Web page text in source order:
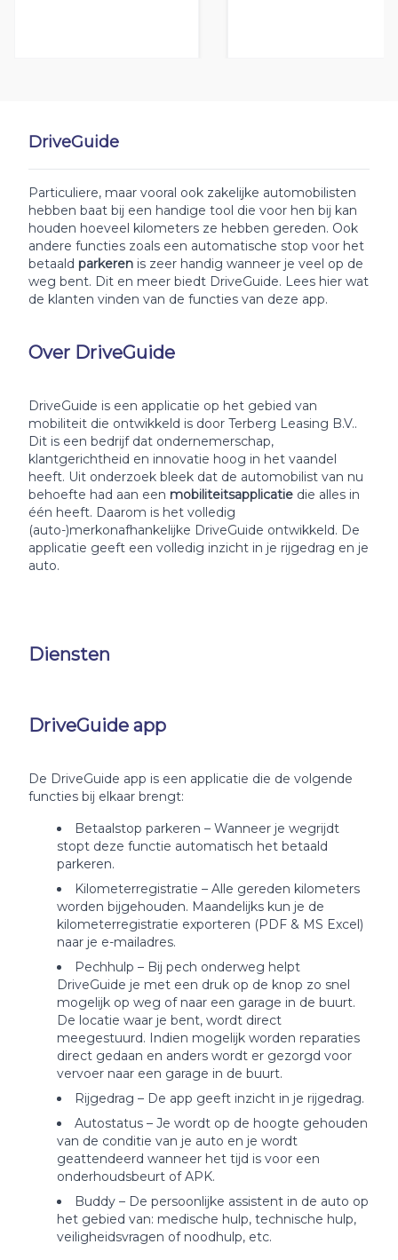
DriveGuide
Particuliere, maar vooral ook zakelijke automobilisten
hebben baat bij een handige tool die voor hen bij kan
houden hoeveel kilometers ze hebben gereden. Ook
andere functies zoals een automatische stop voor het
betaald parkeren is zeer handig wanneer je veel op de
weg bent. Dit en meer biedt DriveGuide. Lees hier wat
de klanten vinden van de functies van deze app.
Over DriveGuide
DriveGuide is een applicatie op het gebied van
mobiliteit die ontwikkeld is door Terberg Leasing B.V..
Dit is een bedrijf dat ondernemerschap,
klantgerichtheid en innovatie hoog in het vaandel
heeft. Uit onderzoek bleek dat de automobilist van nu
behoefte had aan een mobiliteitsapplicatie die alles in
één heeft. Daarom is het volledig
(auto-)merkonafhankelijke DriveGuide ontwikkeld. De
applicatie geeft een volledig inzicht in je rijgedrag en je
auto.
Diensten
DriveGuide app
De DriveGuide app is een applicatie die de volgende
functies bij elkaar brengt:
Betaalstop parkeren – Wanneer je wegrijdt
stopt deze functie automatisch het betaald
parkeren.
Kilometerregistratie – Alle gereden kilometers
worden bijgehouden. Maandelijks kun je de
kilometerregistratie exporteren (PDF & MS Excel)
naar je e-mailadres.
Pechhulp – Bij pech onderweg helpt
DriveGuide je met een druk op de knop zo snel
mogelijk op weg of naar een garage in de buurt.
De locatie waar je bent, wordt direct
meegestuurd. Indien mogelijk worden reparaties
direct gedaan en anders wordt er gezorgd voor
vervoer naar een garage in de buurt.
Rijgedrag – De app geeft inzicht in je rijgedrag.
Autostatus – Je wordt op de hoogte gehouden
van de conditie van je auto en je wordt
geattendeerd wanneer het tijd is voor een
onderhoudsbeurt of APK.
Buddy – De persoonlijke assistent in de auto op
het gebied van: medische hulp, technische hulp,
veiligheidsvragen of noodhulp, etc.